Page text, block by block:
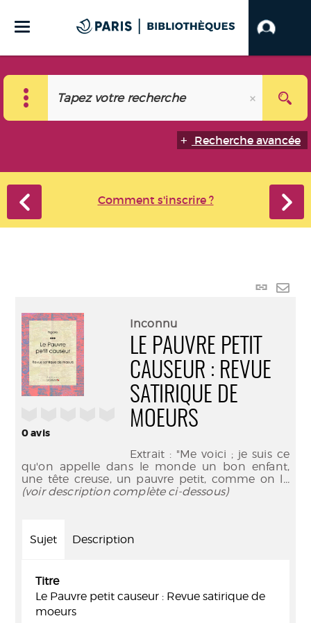
Recherche avancée
Comment s'inscrire ?
Lien
0avis
Inconnu
LE PAUVRE PETIT
CAUSEUR : REVUE
SATIRIQUE DE
MOEURS
Extrait : "Me voici ; je suis ce
qu'on appelle dans le monde un bon enfant,
une tête creuse, un pauvre petit, comme on l...
(voir description complète ci-dessous)
Sujet Description
Titre
Le Pauvre petit causeur : Revue satirique de
moeurs